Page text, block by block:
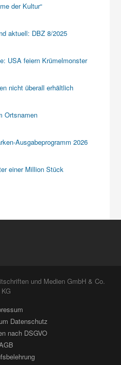
der Kultur“
aktuell: DBZ 8/2025
USA feiern Krümelmonster
nicht überall erhältlich
Ortsnamen
Ausgabeprogramm 2026
einer Million Stück
und Medien GmbH & Co.
KG
Datenschutz
nach DSGVO